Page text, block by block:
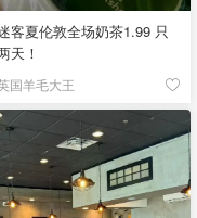
夏伦敦全场奶茶1.99 只
天！
国羊毛大王